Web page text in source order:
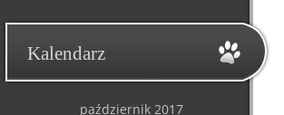
Kalendarz
październik 2017